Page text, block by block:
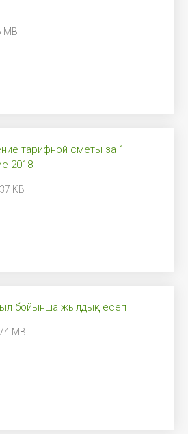
MB
тарифной сметы за 1
2018
KB
бойынша жылдық есеп
MB